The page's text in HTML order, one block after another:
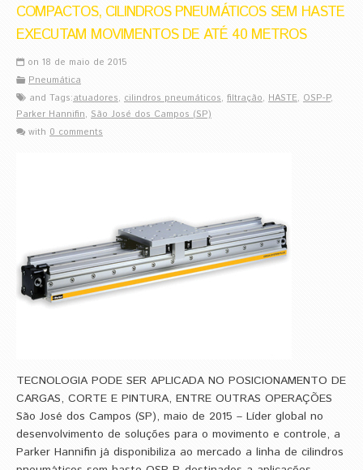
COMPACTOS, CILINDROS PNEUMÁTICOS SEM HASTE
EXECUTAM MOVIMENTOS DE ATÉ 40 METROS
on 18 de maio de 2015
Pneumática
and Tags:atuadores, cilindros pneumáticos, filtração, HASTE, OSP-P,
Parker Hannifin, São José dos Campos (SP)
with 0 comments
TECNOLOGIA PODE SER APLICADA NO POSICIONAMENTO DE
CARGAS, CORTE E PINTURA, ENTRE OUTRAS OPERAÇÕES
São José dos Campos (SP), maio de 2015 – Líder global no
desenvolvimento de soluções para o movimento e controle, a
Parker Hannifin já disponibiliza ao mercado a linha de cilindros